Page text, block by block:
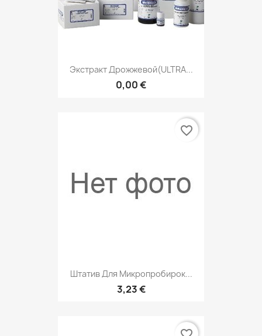
Экстракт Дрожжевой(ULTRA...
0,00 €
Штатив Для Микропробирок...
3,23 €
favorite_border